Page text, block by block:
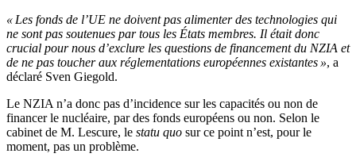
« Les fonds de l’UE ne doivent pas alimenter des technologies qui
ne sont pas soutenues par tous les États membres. Il était donc
crucial pour nous d’exclure les questions de financement du NZIA et
de ne pas toucher aux réglementations européennes existantes », a
déclaré Sven Giegold.
Le NZIA n’a donc pas d’incidence sur les capacités ou non de
financer le nucléaire, par des fonds européens ou non. Selon le
cabinet de M. Lescure, le statu quo sur ce point n’est, pour le
moment, pas un problème.